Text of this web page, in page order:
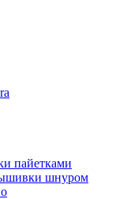
пайетками
шнуром